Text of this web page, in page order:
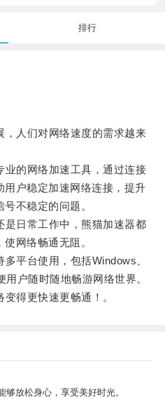
排行
人们对网络速度的需求越来
的网络加速工具，通过连接
户稳定加速网络连接，提升
不稳定的问题。
日常工作中，熊猫加速器都
网络畅通无阻。
平台使用，包括Windows、
户随时随地畅游网络世界。
得更快速更畅通！。
放松身心，享受美好时光。